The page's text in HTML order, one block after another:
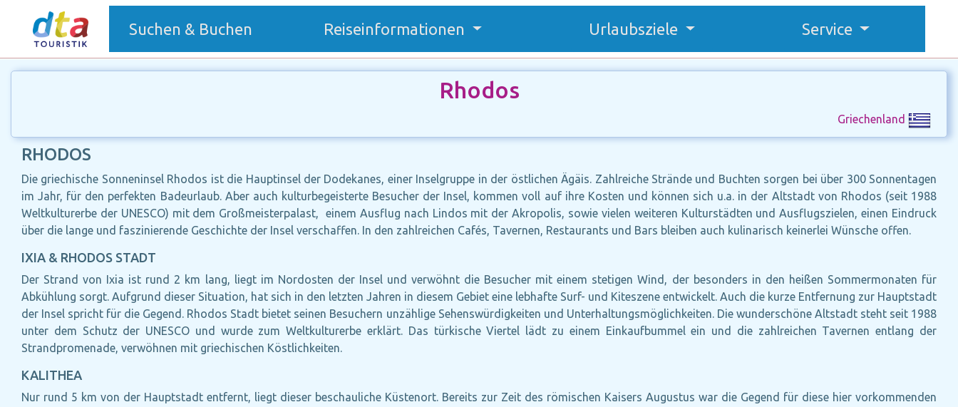
Suchen & Buchen Reiseinformationen Urlaubsziele Service
Rhodos
Griechenland
RHODOS
Die griechische Sonneninsel Rhodos ist die Hauptinsel der Dodekanes, einer Inselgruppe in der östlichen Ägäis. Zahlreiche Strände und Buchten sorgen bei über 300 Sonnentagen
im Jahr, für den perfekten Badeurlaub. Aber auch kulturbegeisterte Besucher der Insel, kommen voll auf ihre Kosten und können sich u.a. in der Altstadt von Rhodos (seit 1988
Weltkulturerbe der UNESCO) mit dem Großmeisterpalast, einem Ausflug nach Lindos mit der Akropolis, sowie vielen weiteren Kulturstädten und Ausflugszielen, einen Eindruck
über die lange und faszinierende Geschichte der Insel verschaffen. In den zahlreichen Cafés, Tavernen, Restaurants und Bars bleiben auch kulinarisch keinerlei Wünsche offen.
IXIA & RHODOS STADT
Der Strand von Ixia ist rund 2 km lang, liegt im Nordosten der Insel und verwöhnt die Besucher mit einem stetigen Wind, der besonders in den heißen Sommermonaten für
Abkühlung sorgt. Aufgrund dieser Situation, hat sich in den letzten Jahren in diesem Gebiet eine lebhafte Surf- und Kiteszene entwickelt. Auch die kurze Entfernung zur Hauptstadt
der Insel spricht für die Gegend. Rhodos Stadt bietet seinen Besuchern unzählige Sehenswürdigkeiten und Unterhaltungsmöglichkeiten. Die wunderschöne Altstadt steht seit 1988
unter dem Schutz der UNESCO und wurde zum Weltkulturerbe erklärt. Das türkische Viertel lädt zu einem Einkaufbummel ein und die zahlreichen Tavernen entlang der
Strandpromenade, verwöhnen mit griechischen Köstlichkeiten.
KALITHEA
Nur rund 5 km von der Hauptstadt entfernt, liegt dieser beschauliche Küstenort. Bereits zur Zeit des römischen Kaisers Augustus war die Gegend für diese hier vorkommenden